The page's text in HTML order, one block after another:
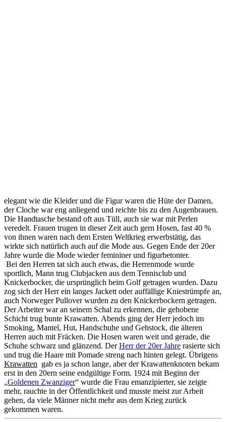
elegant wie die Kleider und die Figur waren die Hüte der Damen,
der Cloche war eng anliegend und reichte bis zu den Augenbrauen.
Die Handtasche bestand oft aus Tüll, auch sie war mit Perlen
veredelt. Frauen trugen in dieser Zeit auch gern Hosen, fast 40 %
von ihnen waren nach dem Ersten Weltkrieg erwerbstätig, das
wirkte sich natürlich auch auf die Mode aus. Gegen Ende der 20er
Jahre wurde die Mode wieder femininer und figurbetonter.
Bei den Herren tat sich auch etwas, die Herrenmode wurde
sportlich, Mann trug Clubjacken aus dem Tennisclub und
Knickerbocker, die ursprünglich beim Golf getragen wurden. Dazu
zog sich der Herr ein langes Jackett oder auffällige Kniestrümpfe an,
auch Norweger Pullover wurden zu den Knickerbockern getragen.
Der Arbeiter war an seinem Schal zu erkennen, die gehobene
Schicht trug bunte Krawatten. Abends ging der Herr jedoch im
Smoking, Mantel, Hut, Handschuhe und Gehstock, die älteren
Herren auch mit Fräcken. Die Hosen waren weit und gerade, die
Schuhe schwarz und glänzend. DerHerr der 20er Jahre rasierte sich
und trug die Haare mit Pomade streng nach hinten gelegt. Übrigens
Krawatten gab es ja schon lange, aber der Krawattenknoten bekam
erst in den 20ern seine endgültige Form. 1924 mit Beginn der
„Goldenen Zwanziger“ wurde die Frau emanzipierter, sie zeigte
mehr, rauchte in der Öffentlichkeit und musste meist zur Arbeit
gehen, da viele Männer nicht mehr aus dem Krieg zurück
gekommen waren.